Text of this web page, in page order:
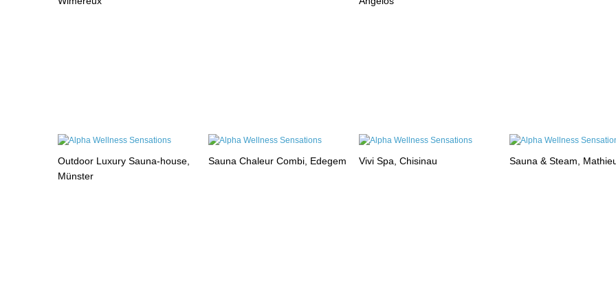
Outdoor Luxury Sauna-house,
Münster
Sauna Chaleur Combi, Edegem Vivi Spa, Chisinau Sauna & Steam,